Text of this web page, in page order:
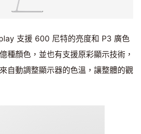
支援 600 尼特的亮度和 P3 廣色
種顏色，並也有支援原彩顯示技術，
自動調整顯示器的色溫，讓整體的觀